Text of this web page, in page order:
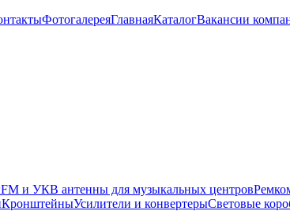
ФотогалереяГлавнаяКаталогВакансии
FM и УКВ антенны для музыкальных центров
КронштейныУсилители и конвертерыСветовые